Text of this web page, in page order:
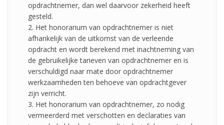
opdrachtnemer, dan wel daarvoor zekerheid heeft
gesteld.
2. Het honorarium van opdrachtnemer is niet
afhankelijk van de uitkomst van de verleende
opdracht en wordt berekend met inachtneming van
de gebruikelijke tarieven van opdrachtnemer en is
verschuldigd naar mate door opdrachtnemer
werkzaamheden ten behoeve van opdrachtgever
zijn verricht.
3. Het honorarium van opdrachtnemer, zo nodig
vermeerderd met verschotten en declaraties van